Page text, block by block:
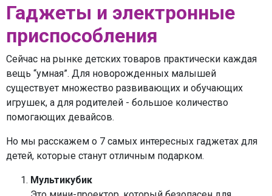
Гаджеты и электронные
приспособления
Сейчас на рынке детских товаров практически каждая
вещь “умная”. Для новорожденных малышей
существует множество развивающих и обучающих
игрушек, а для родителей - большое количество
помогающих девайсов.
Но мы расскажем о 7 самых интересных гаджетах для
детей, которые станут отличным подарком.
Мультикубик